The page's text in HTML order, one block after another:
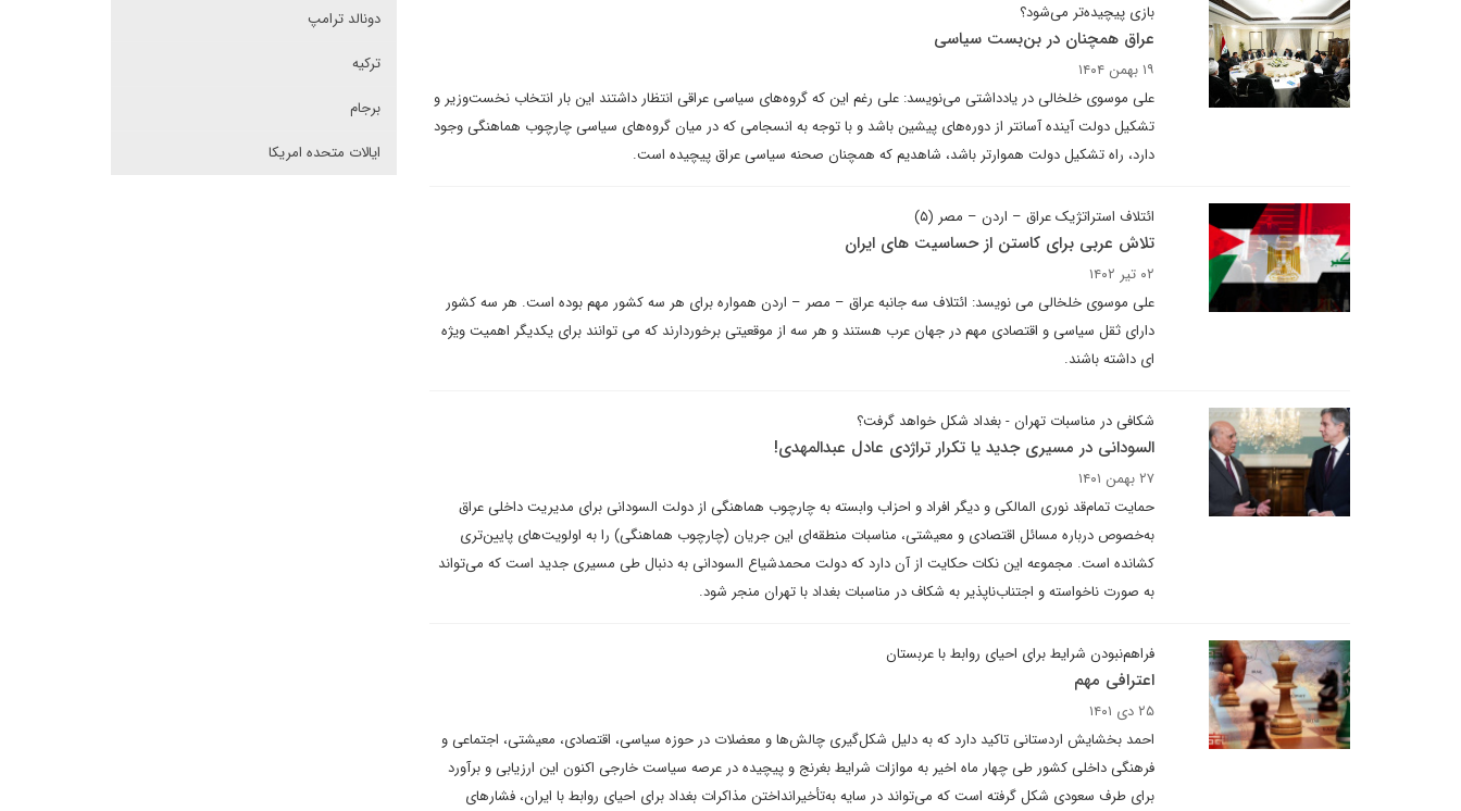
بازی پیچیده‌تر می‌شود؟
عراق همچنان در بن‌بست سیاسی
۱۹ بهمن ۱۴۰۴
علی موسوی خلخالی در یادداشتی می‌نویسد: علی رغم این که گروه‌های سیاسی عراقی انتظار داشتند این بار انتخاب نخست‌وزیر و
تشکیل دولت آینده آسانتر از دوره‌های پیشین باشد و با توجه به انسجامی که در میان گروه‌های سیاسی چارچوب هماهنگی وجود
دارد، راه تشکیل دولت هموارتر باشد، شاهدیم که همچنان صحنه سیاسی عراق پیچیده است.
ائتلاف استراتژیک عراق – اردن – مصر (۵)
تلاش عربی برای کاستن از حساسیت های ایران
۰۲ تیر ۱۴۰۲
علی موسوی خلخالی می نویسد: ائتلاف سه جانبه عراق – مصر – اردن همواره برای هر سه کشور مهم بوده است. هر سه کشور
دارای ثقل سیاسی و اقتصادی مهم در جهان عرب هستند و هر سه از موقعیتی برخوردارند که می توانند برای یکدیگر اهمیت ویژه
ای داشته باشند.
شکافی در مناسبات تهران - بغداد شکل خواهد گرفت؟
السودانی در مسیری جدید یا تکرار تراژدی عادل عبدالمهدی!
۲۷ بهمن ۱۴۰۱
حمایت تمام‌قد نوری المالکی و دیگر افراد و احزاب وابسته به چارچوب هماهنگی از دولت السودانی برای مدیریت داخلی عراق
به‌خصوص درباره مسائل اقتصادی و معیشتی، مناسبات منطقه‌ای این جریان (چارچوب هماهنگی) را به اولویت‌های پایین‌تری
کشانده است. مجموعه این نکات حکایت از آن دارد که دولت محمدشیاع السودانی به دنبال طی مسیری جدید است که می‌تواند
به صورت ناخواسته و اجتناب‌ناپذیر به شکاف در مناسبات بغداد با تهران منجر شود.
فراهم‌نبودن شرایط برای احیای روابط با عربستان
اعترافی مهم
۲۵ دی ۱۴۰۱
احمد بخشایش اردستانی تاکید دارد که به دلیل شکل‌گیری چالش‌ها و معضلات در حوزه سیاسی، اقتصادی، معیشتی، اجتماعی و
فرهنگی داخلی کشور طی چهار ماه اخیر به موازات شرایط بغرنج و پیچیده در عرصه سیاست خارجی اکنون این ارزیابی و برآورد
برای طرف سعودی شکل گرفته است که می‌تواند در سایه به‌تأخیر‌انداختن مذاکرات بغداد برای احیای روابط با ایران، فشارهای
دونالد ترامپ
ترکیه
برجام
ایالات متحده امریکا